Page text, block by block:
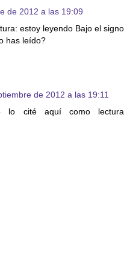
de 2012 a las 19:09
estoy leyendo Bajo el signo
has leído?
de 2012 a las 19:11
lo cité aquí como lectura